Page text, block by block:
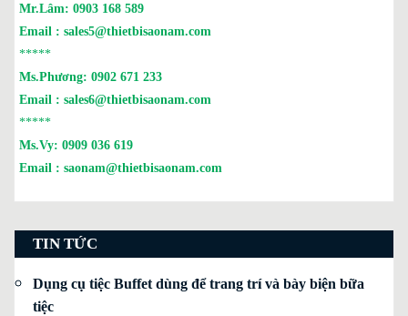
Mr.Lâm: 0903 168 589
Email : sales5@thietbisaonam.com
*****
Ms.Phương: 0902 671 233
Email : sales6@thietbisaonam.com
*****
Ms.Vy: 0909 036 619
Email : saonam@thietbisaonam.com
TIN TỨC
Dụng cụ tiệc Buffet dùng để trang trí và bày biện bữa
tiệc